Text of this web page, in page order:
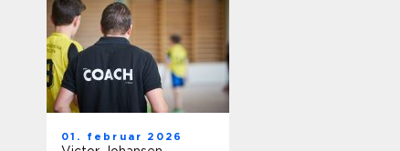
01. februar 2026